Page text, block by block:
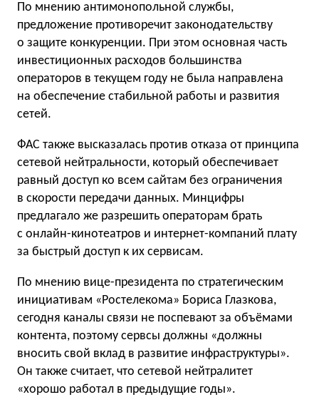
По мнению антимонопольной службы,
предложение противоречит законодательству
о защите конкуренции. При этом основная часть
инвестиционных расходов большинства
операторов в текущем году не была направлена
на обеспечение стабильной работы и развития
сетей.
ФАС также высказалась против отказа от принципа
сетевой нейтральности, который обеспечивает
равный доступ ко всем сайтам без ограничения
в скорости передачи данных. Минцифры
предлагало же разрешить операторам брать
с онлайн-кинотеатров и интернет-компаний плату
за быстрый доступ к их сервисам.
По мнению вице-президента по стратегическим
инициативам «Ростелекома» Бориса Глазкова,
сегодня каналы связи не поспевают за объёмами
контента, поэтому сервсы должны «должны
вносить свой вклад в развитие инфраструктуры».
Он также считает, что сетевой нейтралитет
«хорошо работал в предыдущие годы».